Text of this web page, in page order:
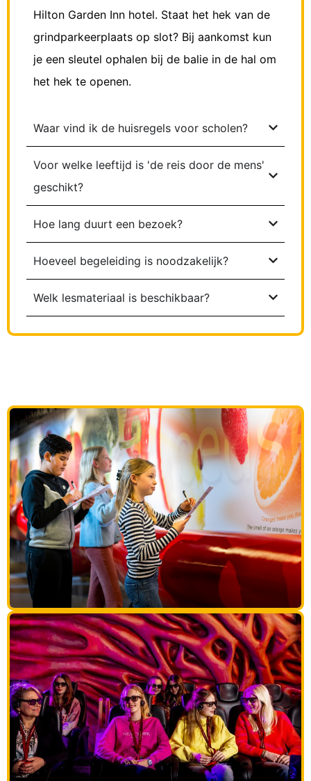
Hilton Garden Inn hotel. Staat het hek van de
grindparkeerplaats op slot? Bij aankomst kun
je een sleutel ophalen bij de balie in de hal om
het hek te openen.
Waar vind ik de huisregels voor scholen?
Voor welke leeftijd is 'de reis door de mens'
geschikt?
Hoe lang duurt een bezoek?
Hoeveel begeleiding is noodzakelijk?
Welk lesmateriaal is beschikbaar?